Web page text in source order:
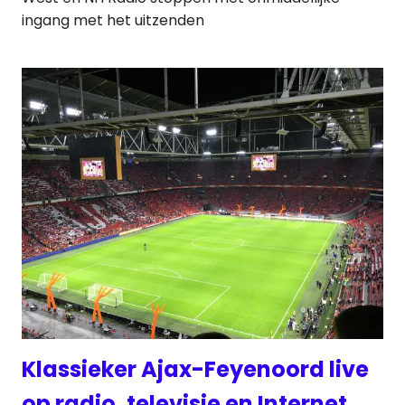
ingang met het uitzenden
Klassieker Ajax-Feyenoord live